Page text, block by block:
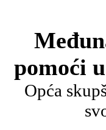
pomoći
Opća